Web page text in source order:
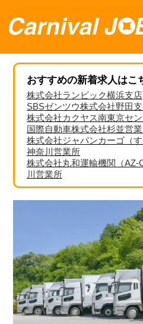
おすすめの新着求人はこ
株式会社ランビック横浜支店
SBSゼンツウ株式会社野田
株式会社カクヤス南東京セ
国際自動車株式会社杉並営
株式会社ジャパンカーゴ（
神奈川営業所
株式会社丸和運輸機関（AZ-
川営業所